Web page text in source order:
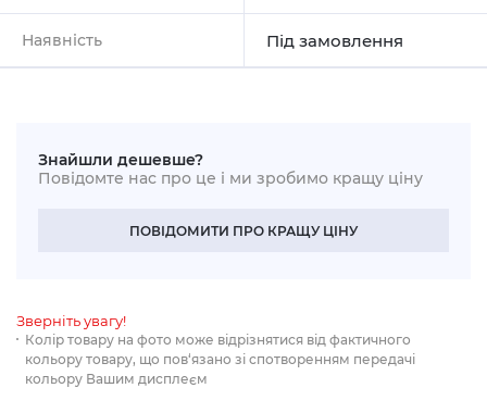
Наявність Під замовлення
Знайшли дешевше?
Повідомте нас про це і ми зробимо кращу ціну
ПОВІДОМИТИ ПРО КРАЩУ ЦІНУ
Зверніть увагу!
Колір товару на фото може відрізнятися від фактичного
кольору товару, що пов‘язано зі спотворенням передачі
кольору Вашим дисплеєм